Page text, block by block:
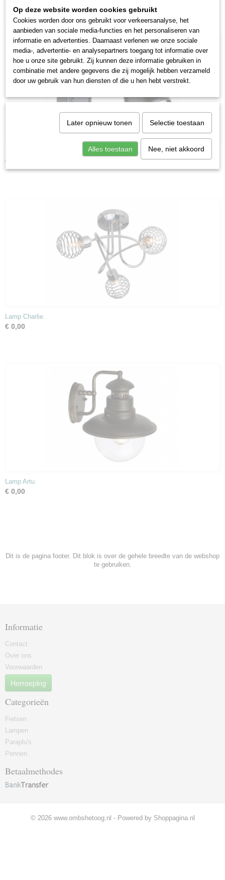
Ook interessant
€ 0,00
Lamp Charlie
€ 0,00
Lamp Artu
€ 0,00
Dit is de pagina footer. Dit blok is over de gehele breedte van de webshop
te gebruiken.
Informatie
Contact
Over ons
Voorwaarden
Herroeping
Categorieën
Fietsen
Lampen
Paraplu's
Pennen
Betaalmethodes
© 2026 www.ombshetoog.nl - Powered by Shoppagina.nl
Op deze website worden cookies gebruikt
Cookies worden door ons gebruikt voor verkeersanalyse, het
aanbieden van sociale media-functies en het personaliseren van
informatie en advertenties. Daarnaast verlenen we onze sociale
media-, advertentie- en analysepartners toegang tot informatie over
hoe u onze site gebruikt. Zij kunnen deze informatie gebruiken in
combinatie met andere gegevens die zij mogelijk hebben verzameld
door uw gebruik van hun diensten of die u hen hebt verstrekt.
Later opnieuw tonen Selectie toestaan
Alles toestaan Nee, niet akkoord